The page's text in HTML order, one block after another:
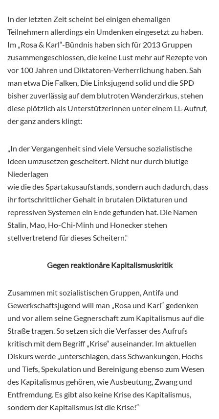
In der letzten Zeit scheint bei einigen ehemaligen
Teilnehmern allerdings ein Umdenken eingesetzt zu haben.
Im „Rosa & Karl“-Bündnis haben sich für 2013 Gruppen
zusammengeschlossen, die keine Lust mehr auf Rezepte von
vor 100 Jahren und Diktatoren-Verherrlichung haben. Sah
man etwa Die Falken, Die Linksjugend solid und die SPD
bisher zuverlässig auf dem blutroten Wanderzirkus, stehen
diese plötzlich als Unterstützerinnen unter einem LL-Aufruf,
der ganz anders klingt:
„In der Vergangenheit sind viele Versuche sozialistische
Ideen umzusetzen gescheitert. Nicht nur durch blutige
Niederlagen
wie die des Spartakusaufstands, sondern auch dadurch, dass
ihr fortschrittlicher Gehalt in brutalen Diktaturen und
repressiven Systemen ein Ende gefunden hat. Die Namen
Stalin, Mao, Ho-Chi-Minh und Honecker stehen
stellvertretend für dieses Scheitern.“
Gegen reaktionäre Kapitalismuskritik
Zusammen mit sozialistischen Gruppen, Antifa und
Gewerkschaftsjugend will man „Rosa und Karl“ gedenken
und vor allem seine Gegnerschaft zum Kapitalismus auf die
Straße tragen. So setzen sich die Verfasser des Aufrufs
kritisch mit dem Begriff „Krise“ auseinander. Im aktuellen
Diskurs werde „unterschlagen, dass Schwankungen, Hochs
und Tiefs, Spekulation und Bereinigung ebenso zum Wesen
des Kapitalismus gehören, wie Ausbeutung, Zwang und
Entfremdung. Es gibt also keine Krise des Kapitalismus,
sondern der Kapitalismus ist die Krise!“